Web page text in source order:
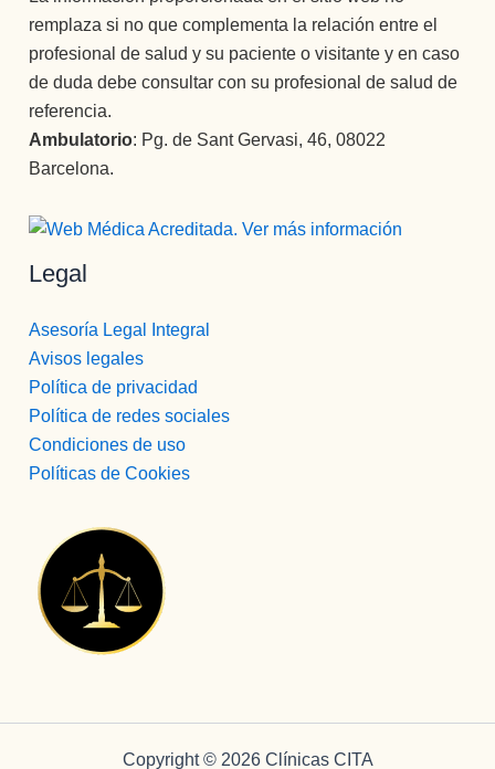
remplaza si no que complementa la relación entre el
profesional de salud y su paciente o visitante y en caso
de duda debe consultar con su profesional de salud de
referencia.
Ambulatorio: Pg. de Sant Gervasi, 46, 08022
Barcelona.
Legal
Asesoría Legal Integral
Avisos legales
Política de privacidad
Política de redes sociales
Condiciones de uso
Políticas de Cookies
Copyright © 2026 Clínicas CITA